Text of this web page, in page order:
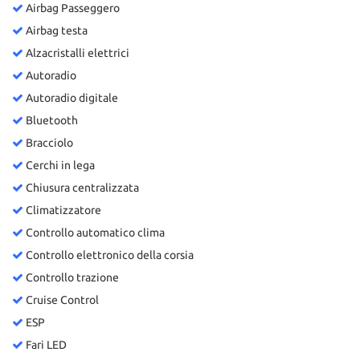
Airbag Passeggero
Airbag testa
Alzacristalli elettrici
Autoradio
Autoradio digitale
Bluetooth
Bracciolo
Cerchi in lega
Chiusura centralizzata
Climatizzatore
Controllo automatico clima
Controllo elettronico della corsia
Controllo trazione
Cruise Control
ESP
Fari LED